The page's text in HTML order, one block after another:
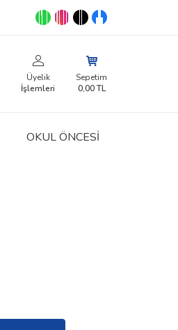
Üyelik
İşlemleri
Sepetim
0,00TL
OKUL ÖNCESİ